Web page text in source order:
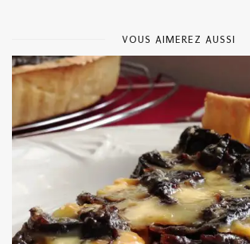
VOUS AIMEREZ AUSSI